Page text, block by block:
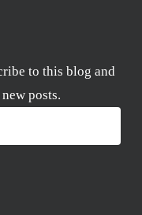
to this blog and
posts.